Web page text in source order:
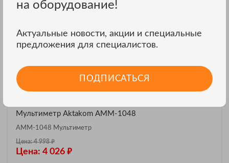
Мультиметр Aktakom АММ-1048
АММ-1048 Мультиметр
Цена: 4 998₽
Цена: 4 026 ₽
на оборудование!
Актуальные новости, акции и специальные
предложения для специалистов.
ПОДПИСАТЬСЯ